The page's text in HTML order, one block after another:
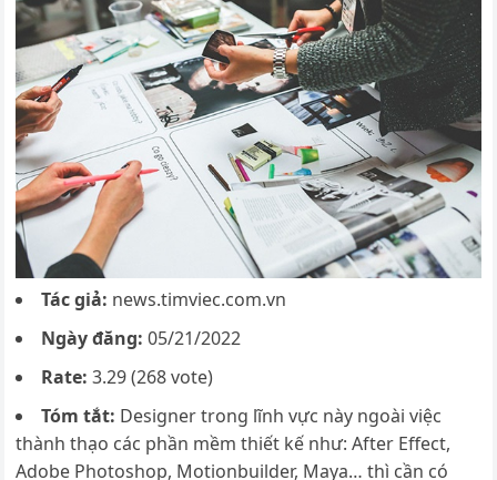
Tác giả: news.timviec.com.vn
Ngày đăng: 05/21/2022
Rate: 3.29 (268 vote)
Tóm tắt: Designer trong lĩnh vực này ngoài việc
thành thạo các phần mềm thiết kế như: After Effect,
Adobe Photoshop, Motionbuilder, Maya… thì cần có